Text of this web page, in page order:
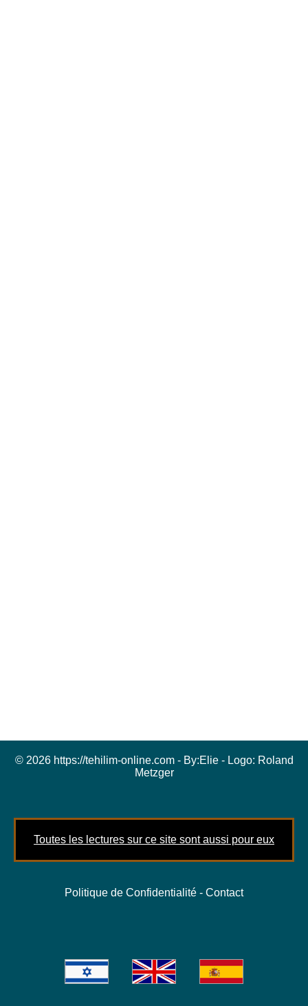
© 2026 https://tehilim-online.com - By:Elie- Logo: Roland
Metzger
Toutes les lectures sur ce site sont aussi pour eux
Politique de Confidentialité - Contact